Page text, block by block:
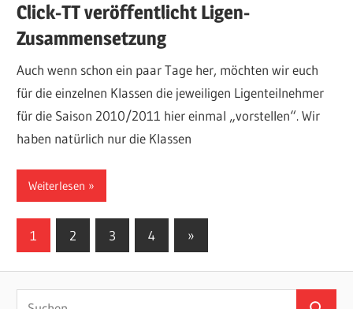
Click-TT veröffentlicht Ligen-
Zusammensetzung
Auch wenn schon ein paar Tage her, möchten wir euch
für die einzelnen Klassen die jeweiligen Ligenteilnehmer
für die Saison 2010/2011 hier einmal „vorstellen“. Wir
haben natürlich nur die Klassen
Weiterlesen
Seitennummerierung
Beiträge
1 2 3 4
Nächste
Beiträge
»
Suchen